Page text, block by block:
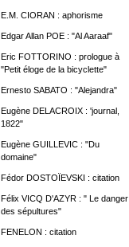
E.M. CIORAN : aphorisme
Edgar Allan POE : "Al Aaraaf"
Eric FOTTORINO : prologue à
"Petit éloge de la bicyclette"
Ernesto SABATO : "Alejandra"
Eugène DELACROIX : 'journal,
1822"
Eugène GUILLEVIC : "Du
domaine"
Fédor DOSTOÏEVSKI : citation
Félix VICQ D'AZYR : " Le danger
des sépultures"
FENELON : citation